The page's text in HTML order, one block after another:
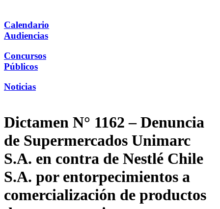
Calendario
Audiencias
Concursos
Públicos
Noticias
Dictamen N° 1162 – Denuncia
de Supermercados Unimarc
S.A. en contra de Nestlé Chile
S.A. por entorpecimientos a
comercialización de productos